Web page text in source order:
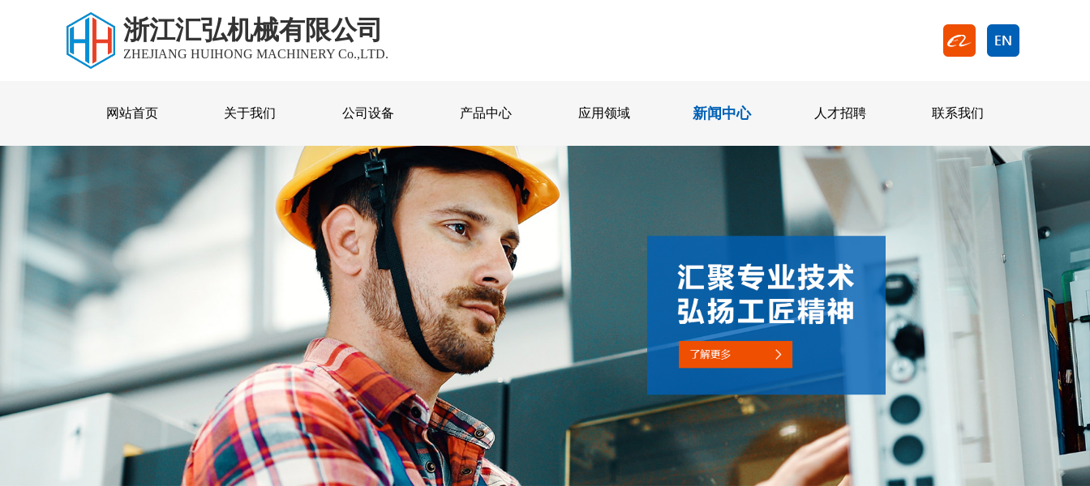
浙江汇弘机械有限公司
ZHEJIANG HUIHONG MACHINERY Co.,LTD.
网站首页 关于我们 公司设备 产品中心 应用领域 新闻中心 人才招聘 联系我们